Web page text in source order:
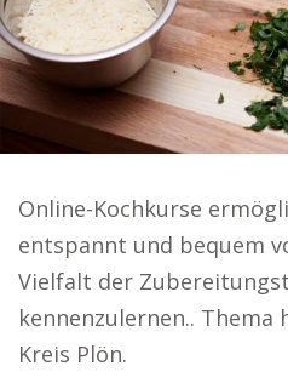
Online-Kochkurse
entspannt und bequem
Vielfalt der
kennenzulernen.. Thema
Kreis Plön.